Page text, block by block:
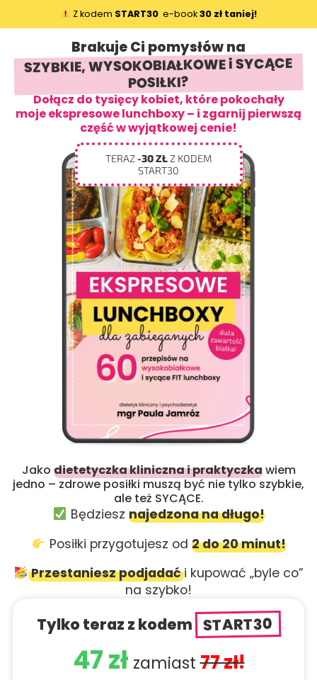
Z kodem START30e-book30 zł taniej!
Brakuje Ci pomysłów na
SZYBKIE, WYSOKOBIAŁKOWE i SYCĄCE
POSIŁKI?
Dołącz do tysięcy kobiet, które pokochały
moje ekspresowe lunchboxy – i zgarnij pierwszą
część w wyjątkowej cenie!
TERAZ -30 ZŁ Z KODEM
START30
Jako dietetyczka kliniczna i praktyczkawiem
jedno – zdrowe posiłki muszą być nie tylko szybkie,
ale też SYCĄCE.
Będziesz najedzona na długo!
Posiłki przygotujesz od 2 do 20 minut!
Przestaniesz podjadaći kupować „byle co”
na szybko!
Tylko teraz z kodem START30
47 zł zamiast77 zł!